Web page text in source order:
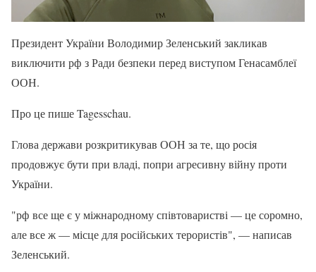
Президент України Володимир Зеленський закликав
виключити рф з Ради безпеки перед виступом Генасамблеї
ООН.
Про це пише Tagesschau.
Глова держави розкритикував ООН за те, що росія
продовжує бути при владі, попри агресивну війну проти
України.
"рф все ще є у міжнародному співтоваристві — це соромно,
але все ж — місце для російських терористів", — написав
Зеленський.